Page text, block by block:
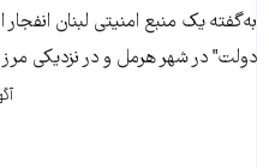
به‌گفته يک منبع امنيتی لبنان
دولت" در شهر هرمل و در نزديکی